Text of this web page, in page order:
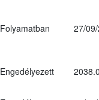
Folyamatban 27/
Engedélyezett